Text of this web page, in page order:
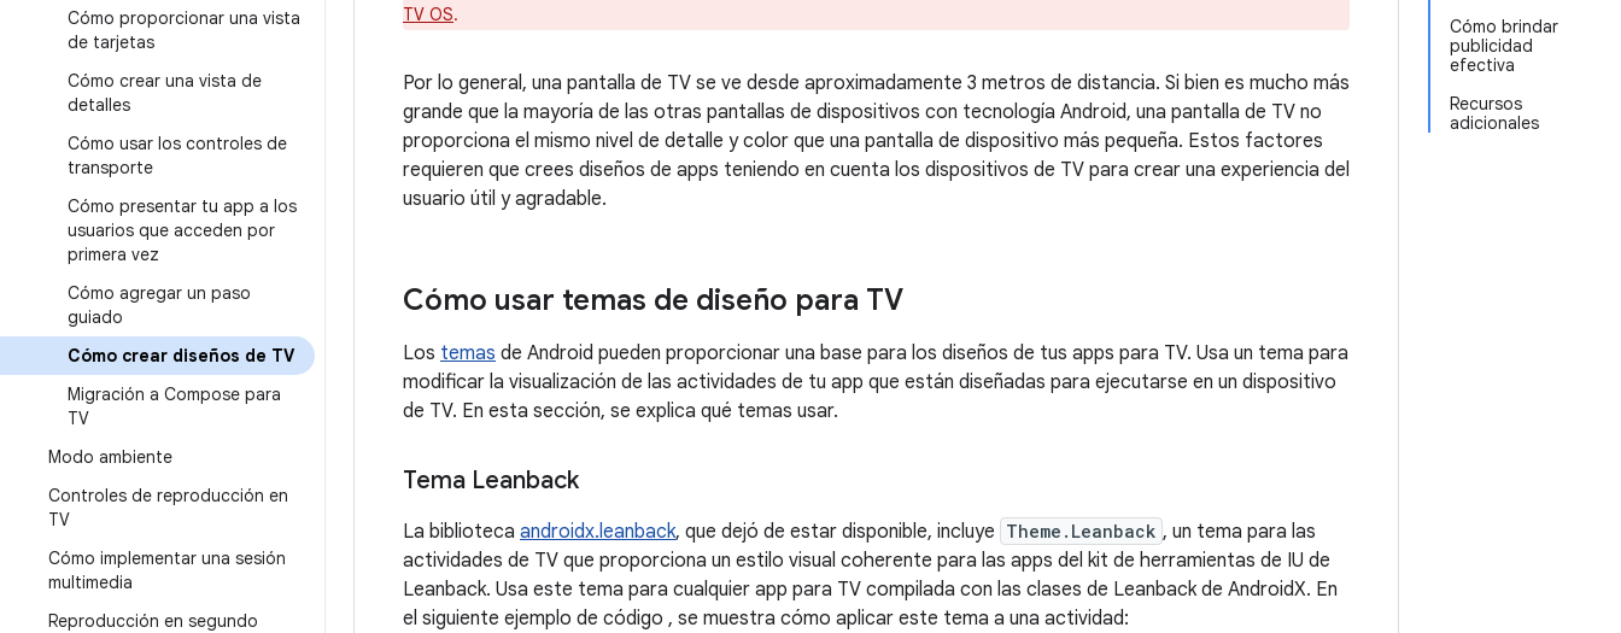
Cómo proporcionar una vista
de tarjetas
Cómo crear una vista de
detalles
Cómo usar los controles de
transporte
Cómo presentar tu app a los
usuarios que acceden por
primera vez
Cómo agregar un paso
guiado
Cómo crear diseños de TV
Migración a Compose para
TV
Modo ambiente
Controles de reproducción en
TV
Cómo implementar una sesión
multimedia
Reproducción en segundo
Cómo brindar
publicidad
efectiva
Recursos
adicionales
TV OS.
Por lo general, una pantalla de TV se ve desde aproximadamente 3 metros de distancia. Si bien es mucho más
grande que la mayoría de las otras pantallas de dispositivos con tecnología Android, una pantalla de TV no
proporciona el mismo nivel de detalle y color que una pantalla de dispositivo más pequeña. Estos factores
requieren que crees diseños de apps teniendo en cuenta los dispositivos de TV para crear una experiencia del
usuario útil y agradable.
Cómo usar temas de diseño para TV
Los temas de Android pueden proporcionar una base para los diseños de tus apps para TV. Usa un tema para
modificar la visualización de las actividades de tu app que están diseñadas para ejecutarse en un dispositivo
de TV. En esta sección, se explica qué temas usar.
Tema Leanback
La biblioteca androidx.leanback, que dejó de estar disponible, incluye Theme.Leanback , un tema para las
actividades de TV que proporciona un estilo visual coherente para las apps del kit de herramientas de IU de
Leanback. Usa este tema para cualquier app para TV compilada con las clases de Leanback de AndroidX. En
el siguiente ejemplo de código , se muestra cómo aplicar este tema a una actividad: